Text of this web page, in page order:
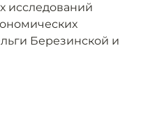
исследований
Березинской и